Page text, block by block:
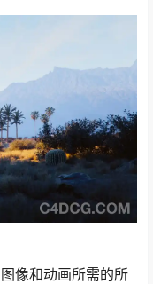
像和动画所需的所